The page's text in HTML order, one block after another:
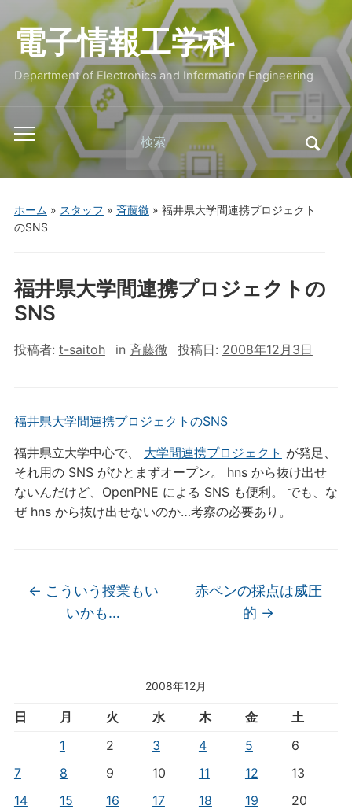
電子情報工学科
Department of Electronics and Information Engineering
Toggle
mobile
menu
Search
for:
ホーム » スタッフ » 斉藤徹» 福井県大学間連携プロジェクト
のSNS
2008年12月
日 月 火 水 木 金
土
1
2 3 4 5
6
7
8 9 10 11 12
13
14
15 16 17 18 19
20
福井県大学間連携プロジェクトの
SNS
投稿者: t-saitoh in 斉藤徹 投稿日: 2008年12月3日
福井県大学間連携プロジェクトのSNS
福井県立大学中心で、 大学間連携プロジェクト が発足、
それ用の SNS がひとまずオープン。 hns から抜け出せ
ないんだけど、OpenPNE による SNS も便利。 でも、な
ぜ hns から抜け出せないのか…考察の必要あり。
← こういう授業もい
いかも…
赤ペンの採点は威圧
的 →